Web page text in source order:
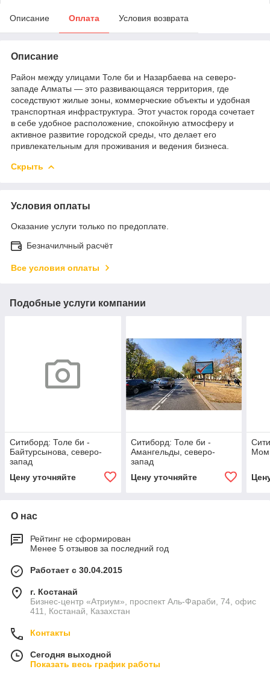
Описание Оплата Условия возврата
Описание
Район между улицами Толе би и Назарбаева на северо-
западе Алматы — это развивающаяся территория, где
соседствуют жилые зоны, коммерческие объекты и удобная
транспортная инфраструктура. Этот участок города сочетает
в себе удобное расположение, спокойную атмосферу и
активное развитие городской среды, что делает его
привлекательным для проживания и ведения бизнеса.
Скрыть
Условия оплаты
Оказание услуги только по предоплате.
Безначилчный расчёт
Все условия оплаты
Подобные услуги компании
Ситиборд: Толе би -
Байтурсынова, северо-
запад
Цену уточняйте
Ситиборд: Толе би -
Амангельды, северо-
запад
Цену уточняйте
О нас
Рейтинг не сформирован
Менее 5 отзывов за последний год
Работает с 30.04.2015
г. Костанай
Бизнес-центр «Атриум», проспект Аль-Фараби, 74, офис
411, Костанай, Казахстан
Контакты
Сегодня выходной
Показать весь график работы